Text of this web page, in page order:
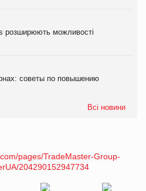
розширюють можливості
советы по повышению
Всі новини